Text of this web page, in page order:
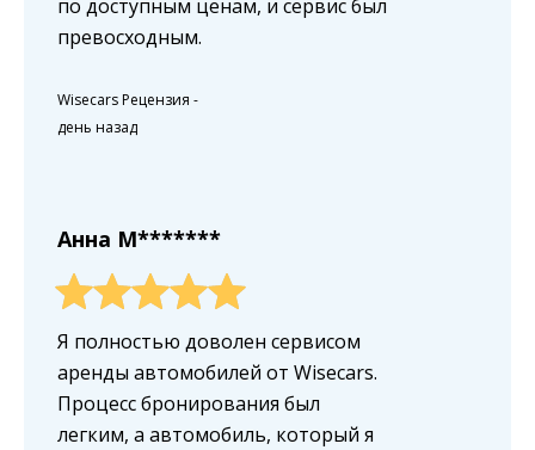
по доступным ценам, и сервис был
превосходным.
Wisecars Рецензия -
день назад
Анна M*******
Я полностью доволен сервисом
аренды автомобилей от Wisecars.
Процесс бронирования был
легким, а автомобиль, который я